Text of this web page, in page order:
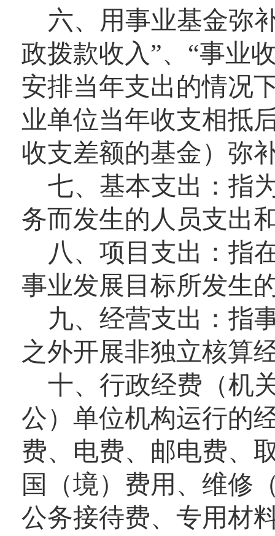
六、用事业基金弥
政拨款收入”、“事业
安排当年支出的情况
业单位当年收支相抵
收支差额的基金）弥
七、基本支出： 指
务而发生的人员支出
八、项目支出： 指
事业发展目标所发生
九、经营支出： 指
之外开展非独立核算
十、行政经费（机
公）单位机构运行的
费、电费、邮电费、
国（境）费用、维修
公务接待费、专用材